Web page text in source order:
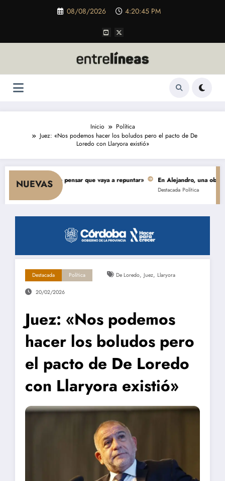
08/08/2026 4:20:46 PM
Inicio
Política
Juez: «Nos podemos hacer los boludos pero el pacto de De
Loredo con Llaryora existió»
NUEVAS
y nada hace pensar que vaya a repuntar» En Alejandro, una obra de $
Política
Destacada Política De Loredo, Juez, Llaryora
20/02/2026
Juez: «Nos podemos
hacer los boludos pero
el pacto de De Loredo
con Llaryora existió»